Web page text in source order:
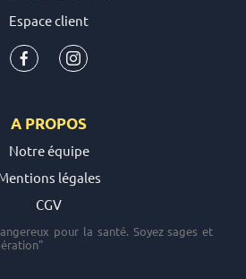
Espace client
A PROPOS
Notre équipe
légales
CGV
pour la santé. Soyez sages et